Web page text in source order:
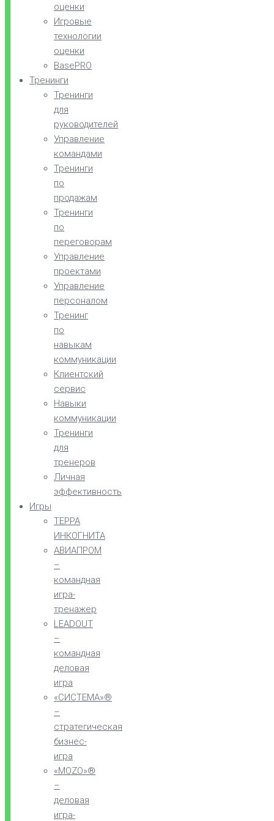
оценки
Игровые
технологии
оценки
BasePRO
Тренинги
Тренинги
для
руководителей
Управление
командами
Тренинги
по
продажам
Тренинги
по
переговорам
Управление
проектами
Управление
персоналом
Тренинг
по
навыкам
коммуникации
Клиентский
сервис
Навыки
коммуникации
Тренинги
для
тренеров
Личная
эффективность
Игры
ТЕРРА
ИНКОГНИТА
АВИАПРОМ
–
командная
игра-
тренажер
LEADOUT
–
командная
деловая
игра
«СИСТЕМА»®
–
стратегическая
бизнес-
игра
«MOZO»®
–
деловая
игра-